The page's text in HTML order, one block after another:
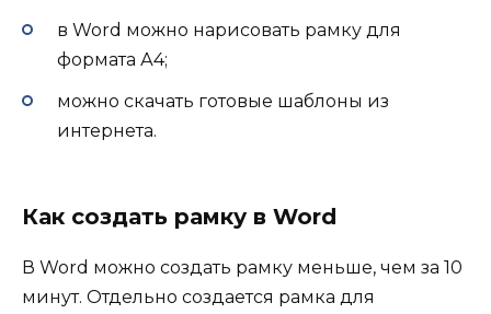
в Word можно нарисовать рамку для
формата А4;
можно скачать готовые шаблоны из
интернета.
Как создать рамку в Word
В Word можно создать рамку меньше, чем за 10
минут. Отдельно создается рамка для